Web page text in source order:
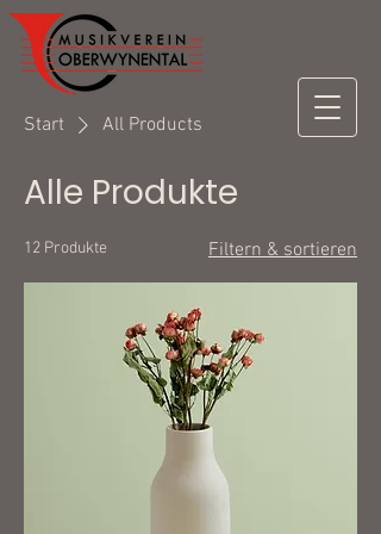
Start All Products
Alle Produkte
12 Produkte Filtern & sortieren